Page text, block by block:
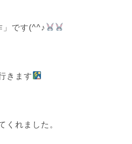
」です(^^♪
きます
くれました。